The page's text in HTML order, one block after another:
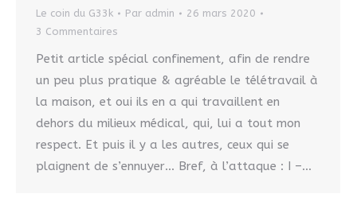
Le coin du G33k Par admin
26 mars 2020
3 Commentaires
Petit article spécial confinement, afin de rendre
un peu plus pratique & agréable le télétravail à
la maison, et oui ils en a qui travaillent en
dehors du milieux médical, qui, lui a tout mon
respect. Et puis il y a les autres, ceux qui se
plaignent de s’ennuyer… Bref, à l’attaque : I –…